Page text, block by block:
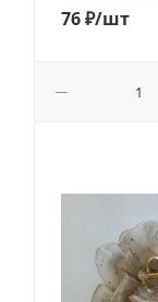
76₽/шт